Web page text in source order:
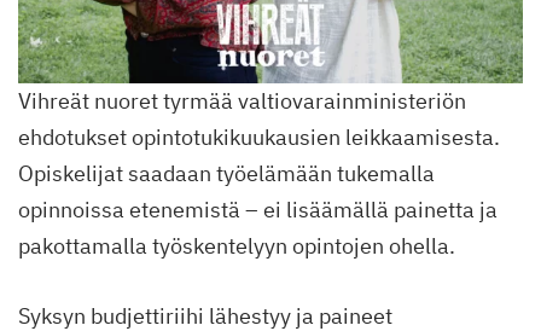
Vihreät nuoret tyrmää valtiovarainministeriön
ehdotukset opintotukikuukausien leikkaamisesta.
Opiskelijat saadaan työelämään tukemalla
opinnoissa etenemistä – ei lisäämällä painetta ja
pakottamalla työskentelyyn opintojen ohella.
Syksyn budjettiriihi lähestyy ja paineet